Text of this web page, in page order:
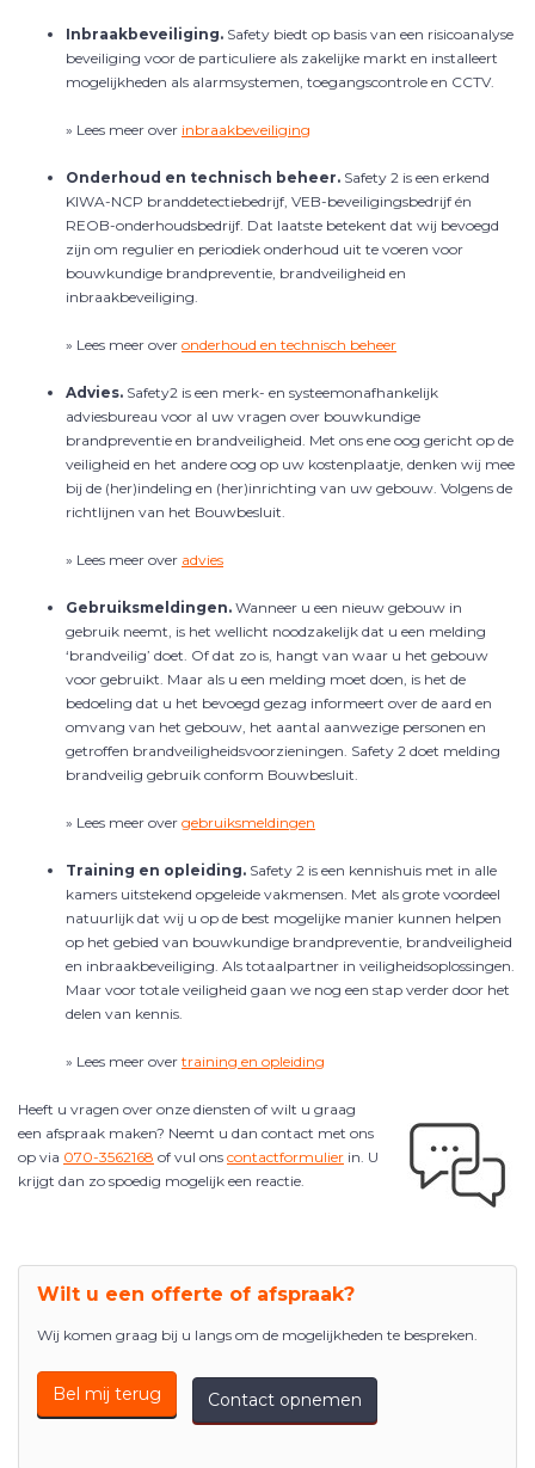
Inbraakbeveiliging. Safety biedt op basis van een risicoanalyse
beveiliging voor de particuliere als zakelijke markt en installeert
mogelijkheden als alarmsystemen, toegangscontrole en CCTV.
» Lees meer over inbraakbeveiliging
Onderhoud en technisch beheer. Safety 2 is een erkend
KIWA-NCP branddetectiebedrijf, VEB-beveiligingsbedrijf én
REOB-onderhoudsbedrijf. Dat laatste betekent dat wij bevoegd
zijn om regulier en periodiek onderhoud uit te voeren voor
bouwkundige brandpreventie, brandveiligheid en
inbraakbeveiliging.
» Lees meer over onderhoud en technisch beheer
Advies. Safety2 is een merk- en systeemonafhankelijk
adviesbureau voor al uw vragen over bouwkundige
brandpreventie en brandveiligheid. Met ons ene oog gericht op de
veiligheid en het andere oog op uw kostenplaatje, denken wij mee
bij de (her)indeling en (her)inrichting van uw gebouw. Volgens de
richtlijnen van het Bouwbesluit.
» Lees meer over advies
Gebruiksmeldingen. Wanneer u een nieuw gebouw in
gebruik neemt, is het wellicht noodzakelijk dat u een melding
‘brandveilig’ doet. Of dat zo is, hangt van waar u het gebouw
voor gebruikt. Maar als u een melding moet doen, is het de
bedoeling dat u het bevoegd gezag informeert over de aard en
omvang van het gebouw, het aantal aanwezige personen en
getroffen brandveiligheidsvoorzieningen. Safety 2 doet melding
brandveilig gebruik conform Bouwbesluit.
» Lees meer over gebruiksmeldingen
Training en opleiding. Safety 2 is een kennishuis met in alle
kamers uitstekend opgeleide vakmensen. Met als grote voordeel
natuurlijk dat wij u op de best mogelijke manier kunnen helpen
op het gebied van bouwkundige brandpreventie, brandveiligheid
en inbraakbeveiliging. Als totaalpartner in veiligheidsoplossingen.
Maar voor totale veiligheid gaan we nog een stap verder door het
delen van kennis.
» Lees meer over training en opleiding
Heeft u vragen over onze diensten of wilt u graag
een afspraak maken? Neemt u dan contact met ons
op via 070-3562168 of vul ons contactformulier in. U
krijgt dan zo spoedig mogelijk een reactie.
Wilt u een offerte of afspraak?
Wij komen graag bij u langs om de mogelijkheden te bespreken.
Bel mij terug Contact opnemen